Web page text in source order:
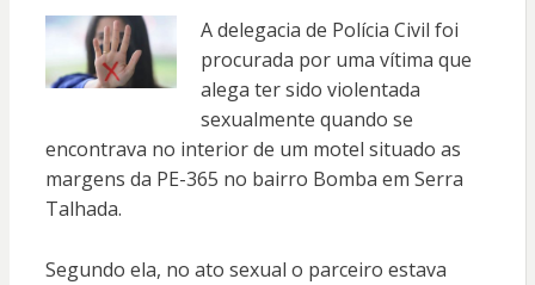
A delegacia de Polícia Civil foi
procurada por uma vítima que
alega ter sido violentada
sexualmente quando se
encontrava no interior de um motel situado as
margens da PE-365 no bairro Bomba em Serra
Talhada.
Segundo ela, no ato sexual o parceiro estava